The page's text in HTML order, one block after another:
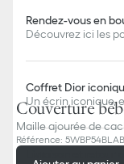
Couverture
Maille ajourée de
Référence:
Rendez-vous en
Découvrez ici les
Coffret Dior
Un écrin iconique,